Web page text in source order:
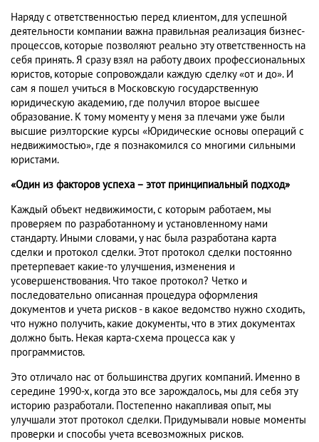
Наряду с ответственностью перед клиентом, для успешной
деятельности компании важна правильная реализация бизнес-
процессов, которые позволяют реально эту ответственность на
себя принять. Я сразу взял на работу двоих профессиональных
юристов, которые сопровождали каждую сделку «от и до». И
сам я пошел учиться в Московскую государственную
юридическую академию, где получил второе высшее
образование. К тому моменту у меня за плечами уже были
высшие риэлторские курсы «Юридические основы операций с
недвижимостью», где я познакомился со многими сильными
юристами.
«Один из факторов успеха – этот принципиальный подход»
Каждый объект недвижимости, с которым работаем, мы
проверяем по разработанному и установленному нами
стандарту. Иными словами, у нас была разработана карта
сделки и протокол сделки. Этот протокол сделки постоянно
претерпевает какие-то улучшения, изменения и
усовершенствования. Что такое протокол? Четко и
последовательно описанная процедура оформления
документов и учета рисков - в какое ведомство нужно сходить,
что нужно получить, какие документы, что в этих документах
должно быть. Некая карта-схема процесса как у
программистов.
Это отличало нас от большинства других компаний. Именно в
середине 1990-х, когда это все зарождалось, мы для себя эту
историю разработали. Постепенно накапливая опыт, мы
улучшали этот протокол сделки. Придумывали новые моменты
проверки и способы учета всевозможных рисков.